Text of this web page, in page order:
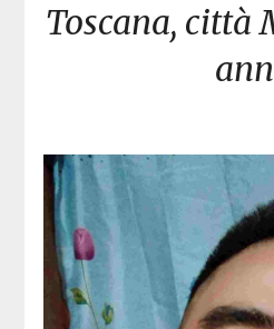
Toscana, città